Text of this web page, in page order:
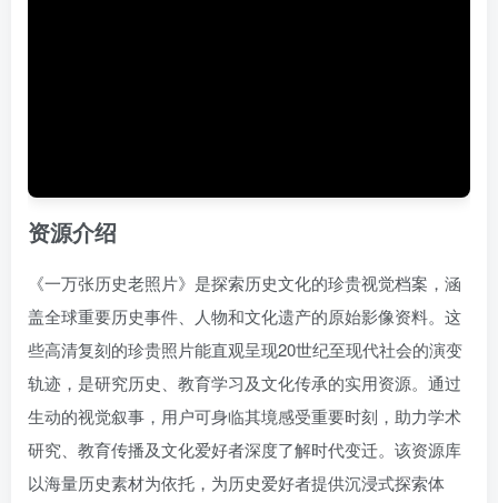
资源介绍
《一万张历史老照片》是探索历史文化的珍贵视觉档案，涵
盖全球重要历史事件、人物和文化遗产的原始影像资料。这
些高清复刻的珍贵照片能直观呈现20世纪至现代社会的演变
轨迹，是研究历史、教育学习及文化传承的实用资源。通过
生动的视觉叙事，用户可身临其境感受重要时刻，助力学术
研究、教育传播及文化爱好者深度了解时代变迁。该资源库
以海量历史素材为依托，为历史爱好者提供沉浸式探索体